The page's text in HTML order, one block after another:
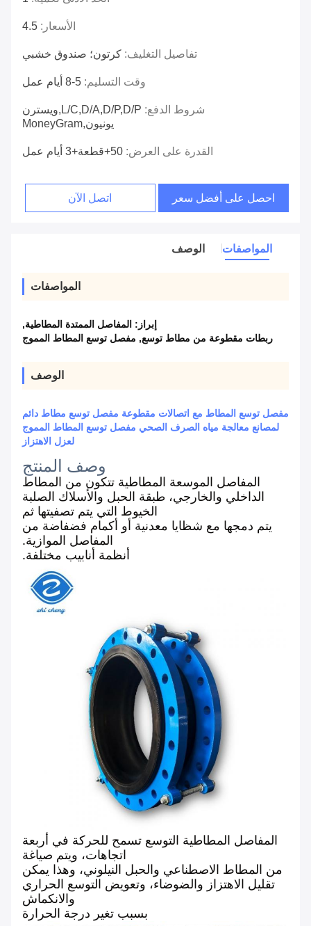
الأسعار: 4.5
تفاصيل التغليف: كرتون؛ صندوق خشبي
وقت التسليم: 5-8 أيام عمل
شروط الدفع:
L/C,D/A,D/P,D/P,ويسترن
يونيون,MoneyGram
القدرة على العرض: 50+قطعة+3 أيام عمل
احصل على أفضل سعر اتصل الآن
المواصفات الوصف
المواصفات
إبراز: المفاصل الممتدة المطاطية,
ربطات مقطوعة من مطاط توسع, مفصل توسع المطاط المموج
الوصف
مفصل توسع المطاط مع اتصالات مقطوعة مفصل توسع مطاط دائم
لمصانع معالجة مياه الصرف الصحي مفصل توسع المطاط المموج
لعزل الاهتزاز
وصف المنتج
المفاصل الموسعة المطاطية تتكون من المطاط
الداخلي والخارجي، طبقة الحبل والأسلاك الصلبة
الخيوط التي يتم تصفيتها ثم
يتم دمجها مع شظايا معدنية أو أكمام فضفاضة من
المفاصل الموازية.
أنظمة أنابيب مختلفة.
المفاصل المطاطية التوسع تسمح للحركة في أربعة
اتجاهات، ويتم صياغة
من المطاط الاصطناعي والحبل النيلوني، وهذا يمكن
تقليل الاهتزاز والضوضاء، وتعويض التوسع الحراري
والانكماش
بسبب تغير درجة الحرارة